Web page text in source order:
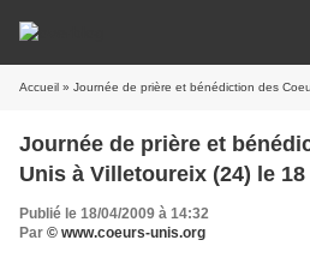
Accueil » Journée de prière et bénédiction des Coeurs
Journée de prière et
Unis à Villetoureix (24) le
Publié le 18/04/2009 à 14:32
Par © www.coeurs-unis.org